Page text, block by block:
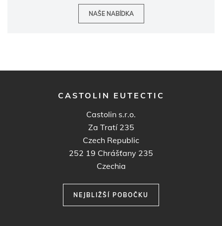
NAŠE NABÍDKA
CASTOLIN EUTECTIC
Castolin s.r.o.
Za Tratí 235
Czech Republic
252 19 Chrášťany 235
Czechia
NEJBLIŽŠÍ POBOČKU